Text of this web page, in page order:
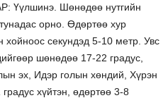
Шөнөдөө нутгийн
орно. Өдөртөө хур
хойноос секундэд 5-10 метр. Увс
шөнөдөө 17-22 градус,
эх, Идэр голын хөндий, Хүрэн
хүйтэн, өдөртөө 3-8